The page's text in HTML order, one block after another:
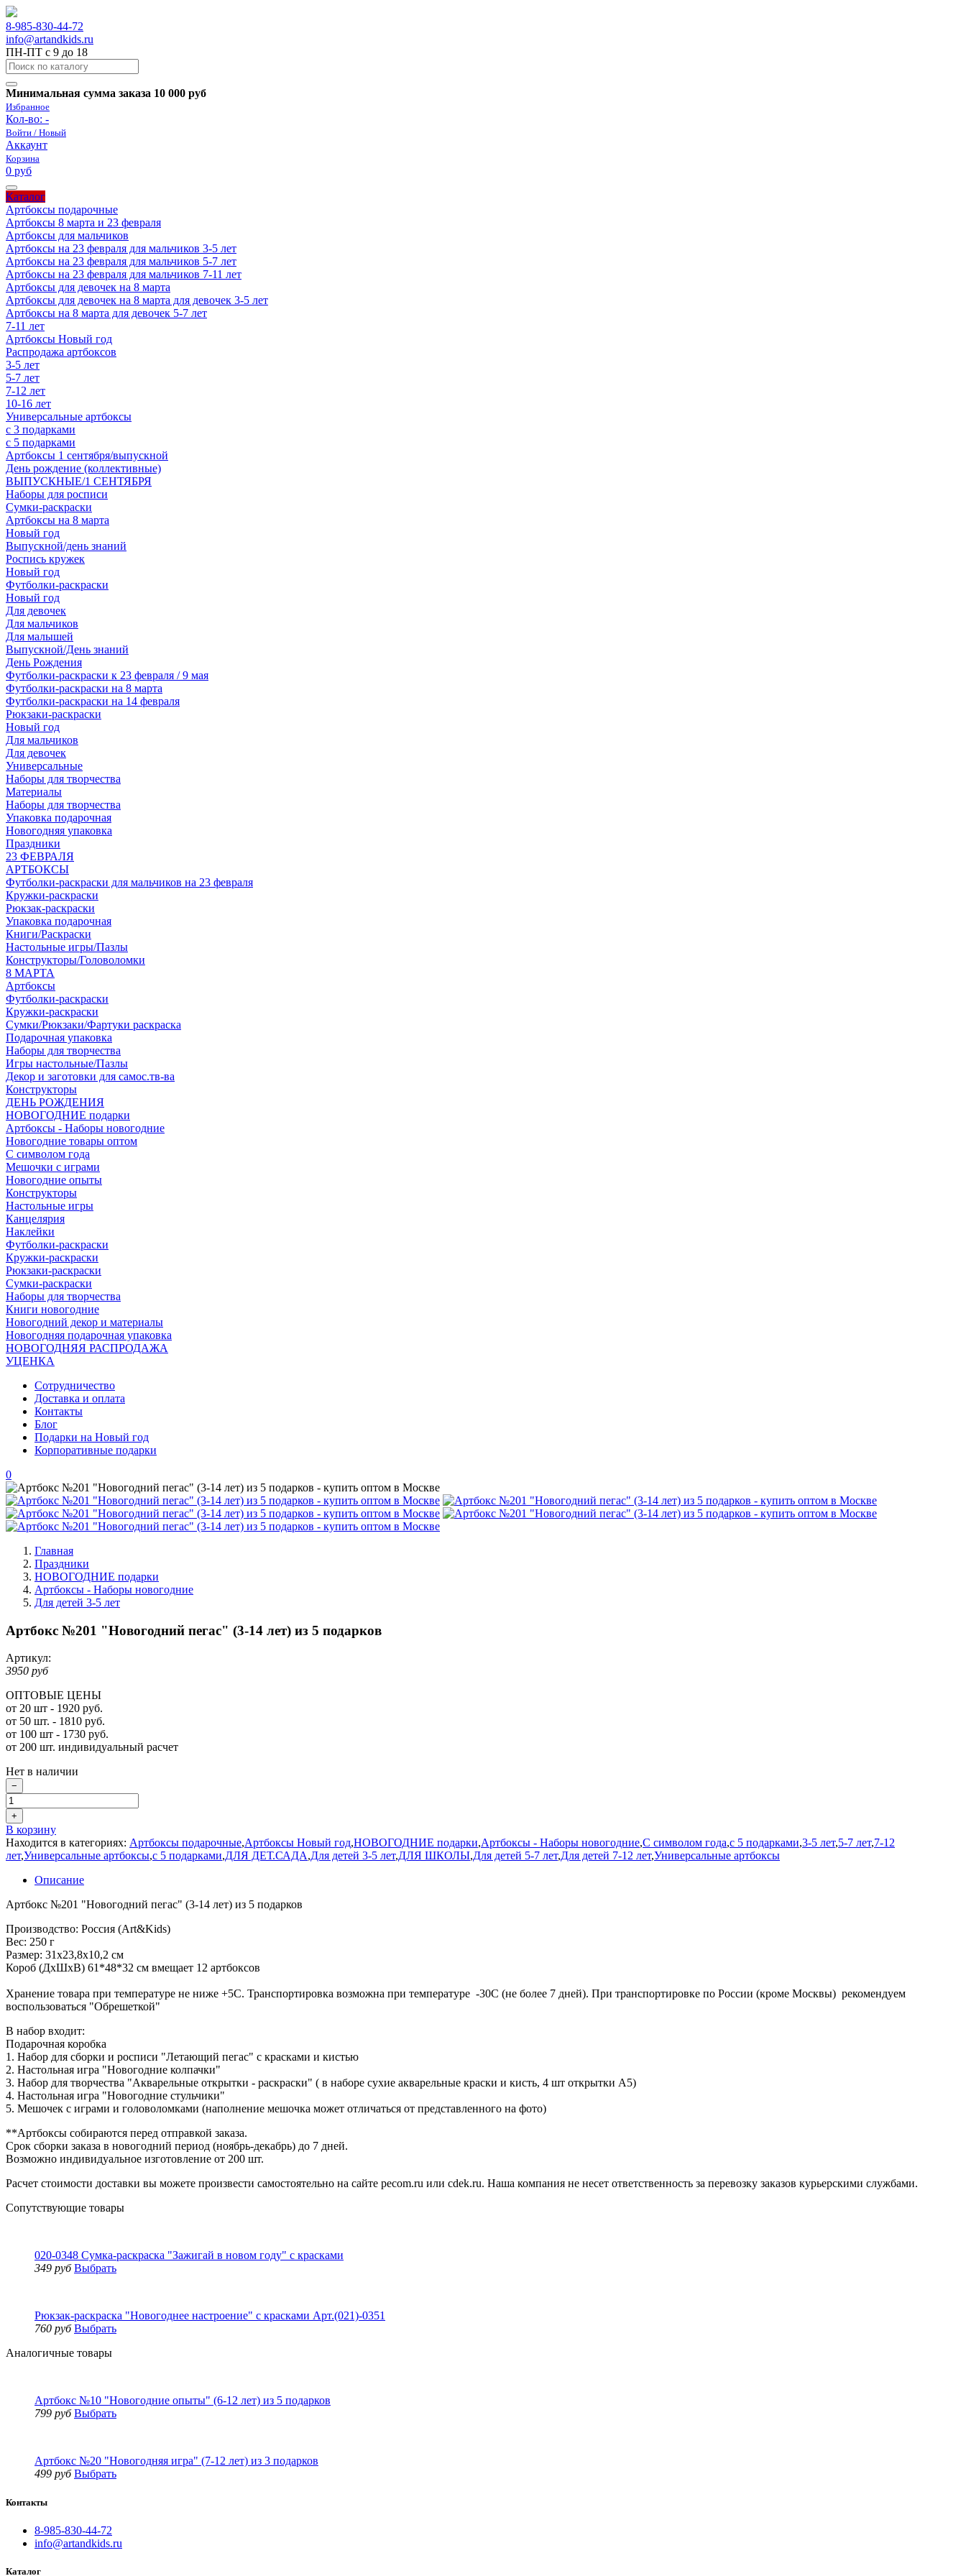
8-985-830-44-72
info@artandkids.ru
ПН-ПТ с 9 до 18
Минимальная сумма заказа 10 000 руб
Избранное
Кол-во: -
Войти / Новый
Аккаунт
Корзина
0 руб
Каталог
Артбоксы подарочные
Артбоксы 8 марта и 23 февраля
Артбоксы для мальчиков
Артбоксы на 23 февраля для мальчиков 3-5 лет
Артбоксы на 23 февраля для мальчиков 5-7 лет
Артбоксы на 23 февраля для мальчиков 7-11 лет
Артбоксы для девочек на 8 марта
Артбоксы для девочек на 8 марта для девочек 3-5 лет
Артбоксы на 8 марта для девочек 5-7 лет
7-11 лет
Артбоксы Новый год
Распродажа артбоксов
3-5 лет
5-7 лет
7-12 лет
10-16 лет
Универсальные артбоксы
с 3 подарками
с 5 подарками
Артбоксы 1 сентября/выпускной
День рождение (коллективные)
ВЫПУСКНЫЕ/1 СЕНТЯБРЯ
Наборы для росписи
Сумки-раскраски
Артбоксы на 8 марта
Новый год
Выпускной/день знаний
Роспись кружек
Новый год
Футболки-раскраски
Новый год
Для девочек
Для мальчиков
Для малышей
Выпускной/День знаний
День Рождения
Футболки-раскраски к 23 февраля / 9 мая
Футболки-раскраски на 8 марта
Футболки-раскраски на 14 февраля
Рюкзаки-раскраски
Новый год
Для мальчиков
Для девочек
Универсальные
Наборы для творчества
Материалы
Наборы для творчества
Упаковка подарочная
Новогодняя упаковка
Праздники
23 ФЕВРАЛЯ
АРТБОКСЫ
Футболки-раскраски для мальчиков на 23 февраля
Кружки-раскраски
Рюкзак-раскраски
Упаковка подарочная
Книги/Раскраски
Настольные игры/Пазлы
Конструкторы/Головоломки
8 МАРТА
Артбоксы
Футболки-раскраски
Кружки-раскраски
Сумки/Рюкзаки/Фартуки раскраска
Подарочная упаковка
Наборы для творчества
Игры настольные/Пазлы
Декор и заготовки для самос.тв-ва
Конструкторы
ДЕНЬ РОЖДЕНИЯ
НОВОГОДНИЕ подарки
Артбоксы - Наборы новогодние
Новогодние товары оптом
С символом года
Мешочки с играми
Новогодние опыты
Конструкторы
Настольные игры
Канцелярия
Наклейки
Футболки-раскраски
Кружки-раскраски
Рюкзаки-раскраски
Сумки-раскраски
Наборы для творчества
Книги новогодние
Новогодний декор и материалы
Новогодняя подарочная упаковка
НОВОГОДНЯЯ РАСПРОДАЖА
УЦЕНКА
Сотрудничество
Доставка и оплата
Контакты
Блог
Подарки на Новый год
Корпоративные подарки
0
Главная
Праздники
НОВОГОДНИЕ подарки
Артбоксы - Наборы новогодние
Для детей 3-5 лет
Артбокс №201 "Новогодний пегас" (3-14 лет) из 5 подарков
Артикул:
3950 руб
ОПТОВЫЕ ЦЕНЫ
от 20 шт - 1920 руб.
от 50 шт. - 1810 руб.
от 100 шт - 1730 руб.
от 200 шт. индивидуальный расчет
Нет в наличии
−
+
В корзину
Находится в категориях: Артбоксы подарочные,Артбоксы Новый год,НОВОГОДНИЕ подарки,Артбоксы - Наборы новогодние,С символом года,с 5 подарками,3-5 лет,5-7 лет,7-12
лет,Универсальные артбоксы,с 5 подарками,ДЛЯ ДЕТ.САДА,Для детей 3-5 лет,ДЛЯ ШКОЛЫ,Для детей 5-7 лет,Для детей 7-12 лет,Универсальные артбоксы
Описание
Артбокс №201 "Новогодний пегас" (3-14 лет) из 5 подарков
Производство: Россия (Art&Kids)
Вес: 250 г
Размер: 31х23,8х10,2 см
Короб (ДхШхВ) 61*48*32 см вмещает 12 артбоксов
Хранение товара при температуре не ниже +5С. Транспортировка возможна при температуре -30С (не более 7 дней). При транспортировке по России (кроме Москвы) рекомендуем
воспользоваться "Обрешеткой"
В набор входит:
Подарочная коробка
1. Набор для сборки и росписи "Летающий пегас" с красками и кистью
2. Настольная игра "Новогодние колпачки"
3. Набор для творчества "Акварельные открытки - раскраски" ( в наборе сухие акварельные краски и кисть, 4 шт открытки А5)
4. Настольная игра "Новогодние стульчики"
5. Мешочек с играми и головоломками (наполнение мешочка может отличаться от представленного на фото)
**Артбоксы собираются перед отправкой заказа.
Срок сборки заказа в новогодний период (ноябрь-декабрь) до 7 дней.
Возможно индивидуальное изготовление от 200 шт.
Расчет стоимости доставки вы можете произвести самостоятельно на сайте pecom.ru или cdek.ru. Наша компания не несет ответственность за перевозку заказов курьерскими службами.
Сопутствующие товары
020-0348 Сумка-раскраска "Зажигай в новом году" с красками
349 руб Выбрать
Рюкзак-раскраска "Новогоднее настроение" с красками Арт.(021)-0351
760 руб Выбрать
Аналогичные товары
Артбокс №10 "Новогодние опыты" (6-12 лет) из 5 подарков
799 руб Выбрать
Артбокс №20 "Новогодняя игра" (7-12 лет) из 3 подарков
499 руб Выбрать
Контакты
8-985-830-44-72
info@artandkids.ru
Каталог